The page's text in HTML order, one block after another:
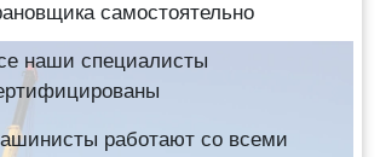
самостоятельно
наши специалисты
работают со всеми